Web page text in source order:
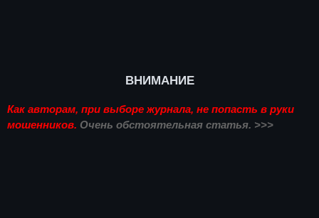
ВНИМАНИЕ
Как авторам, при выборе журнала, не попасть в руки
мошенников. Очень обстоятельная статья. >>>